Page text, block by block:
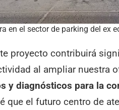
en el sector de parking del ex
proyecto contribuirá
al ampliar nuestra
y diagnósticos para la
que el futuro centro de